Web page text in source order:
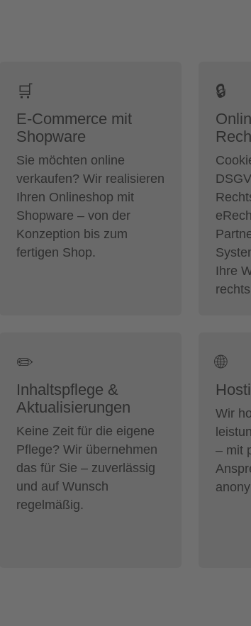
🛒
E-Commerce mit
Shopware
Sie möchten online
verkaufen? Wir realisieren
Ihren Onlineshop mit
Shopware – von der
Konzeption bis zum
fertigen Shop.
🔒
Ihre
✏️
Inhaltspflege &
Aktualisierungen
Keine Zeit für die eigene
Pflege? Wir übernehmen
das für Sie – zuverlässig
und auf Wunsch
regelmäßig.
🌐
Wir
– mit